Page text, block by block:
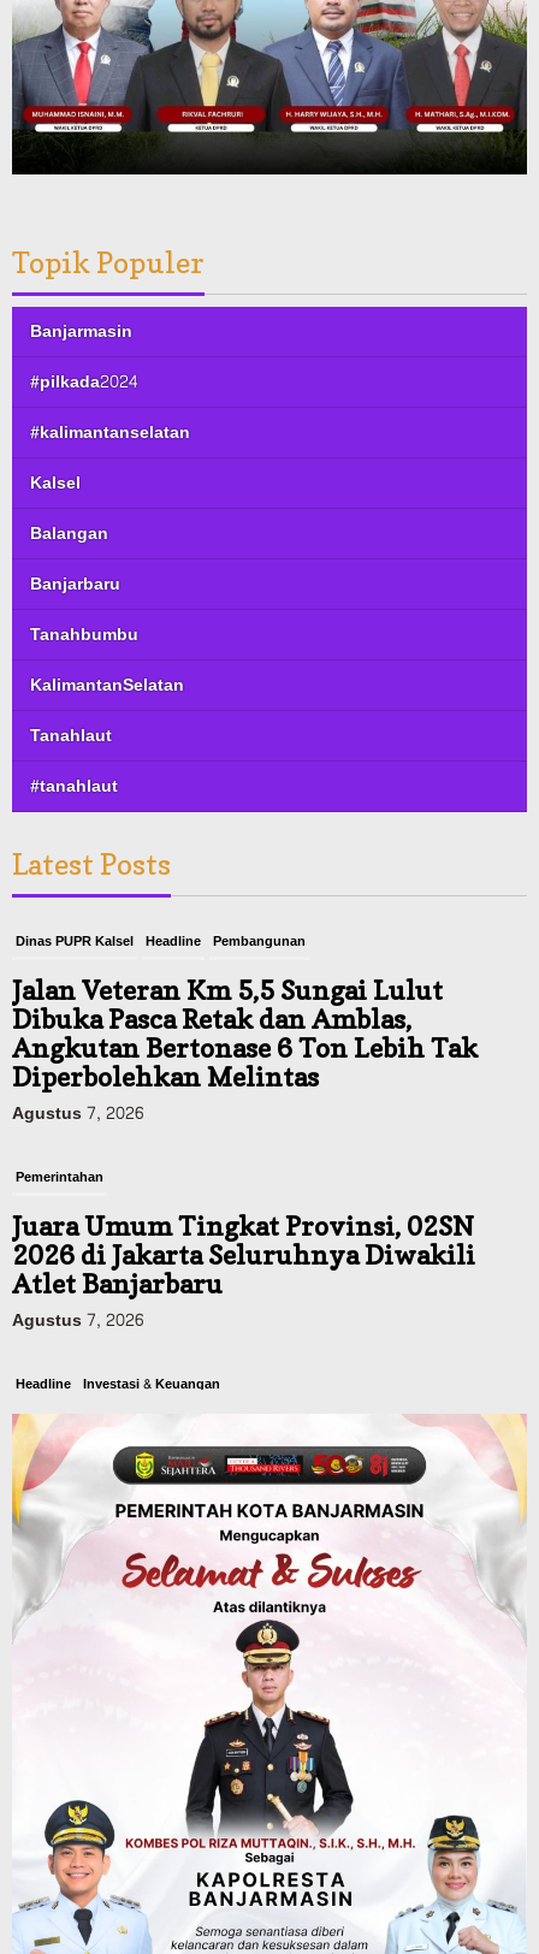
Topik Populer
Banjarmasin
#pilkada2024
#kalimantanselatan
Kalsel
Balangan
Banjarbaru
Tanahbumbu
KalimantanSelatan
Tanahlaut
#tanahlaut
Latest Posts
Dinas PUPR Kalsel Headline Pembangunan
Jalan Veteran Km 5,5 Sungai Lulut
Dibuka Pasca Retak dan Amblas,
Angkutan Bertonase 6 Ton Lebih Tak
Diperbolehkan Melintas
Agustus 7, 2026
Pemerintahan
Juara Umum Tingkat Provinsi, 02SN
2026 di Jakarta Seluruhnya Diwakili
Atlet Banjarbaru
Agustus 7, 2026
Headline Investasi & Keuangan
KUA-PPAS 2027 Banjarbaru Defisit 170
Miliar, Pendapatan 1,2 Triliun Belanja
1,37 Triliun, Tutup Kekurangan dari
SiLPA
Agustus 7, 2026
Kalsel
Operasi Sikat Intan 2026 Berakhir, Polda
Kalsel Amankan Ribuan Miras Hingga
Pemerintahan Sosial & Keagamaan
Banjarmasin Pilot Project Perlinsos
Digital, Target 30 Persen IKD Masih
Jauh, Komisi II DPR Turun Tangan